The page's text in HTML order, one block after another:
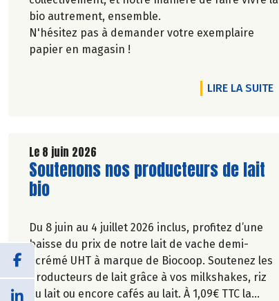
bio autrement, ensemble.
N'hésitez pas à demander votre exemplaire
papier en magasin !
LIRE LA SUITE
Le 8 juin 2026
Lire la suite de l'article
Soutenons nos producteurs de lait
bio
Du 8 juin au 4 juillet 2026 inclus, profitez d’une
baisse du prix de notre lait de vache demi-
écrémé UHT à marque de Biocoop. Soutenez les
producteurs de lait grâce à vos milkshakes, riz
au lait ou encore cafés au lait. À 1,09€ TTC la